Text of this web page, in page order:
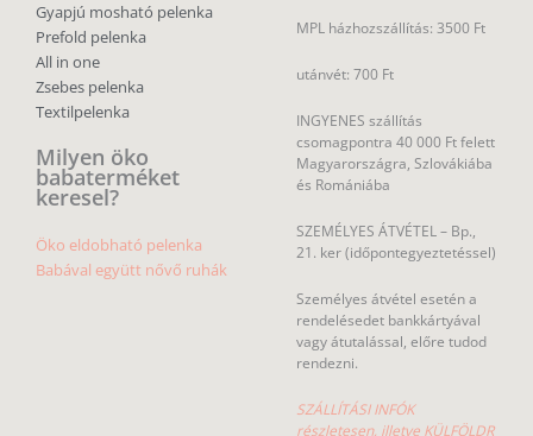
Gyapjú mosható pelenka
Prefold pelenka
All in one
Zsebes pelenka
Textilpelenka
Milyen öko
babaterméket
keresel?
Öko eldobható pelenka
Babával együtt nővő ruhák
MPL házhozszállítás: 3500 Ft
utánvét: 700 Ft
INGYENES szállítás
csomagpontra 40 000 Ft felett
Magyarországra, Szlovákiába
és Romániába
SZEMÉLYES ÁTVÉTEL – Bp.,
21. ker (időpontegyeztetéssel)
Személyes átvétel esetén a
rendelésedet bankkártyával
vagy átutalással, előre tudod
rendezni.
SZÁLLÍTÁSI INFÓK
részletesen, illetve KÜLFÖLDR